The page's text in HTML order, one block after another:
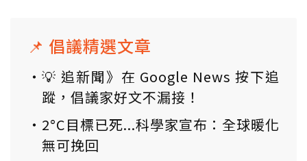
📌 倡議精選文章
💡 追新聞》在 Google News 按下追
蹤，倡議家好文不漏接！
2°C目標已死...科學家宣布：全球暖化
無可挽回